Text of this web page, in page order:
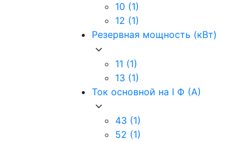
10 (1)
12 (1)
Резервная мощность (кВт)
11 (1)
13 (1)
Ток основной на I Ф (А)
43 (1)
52 (1)